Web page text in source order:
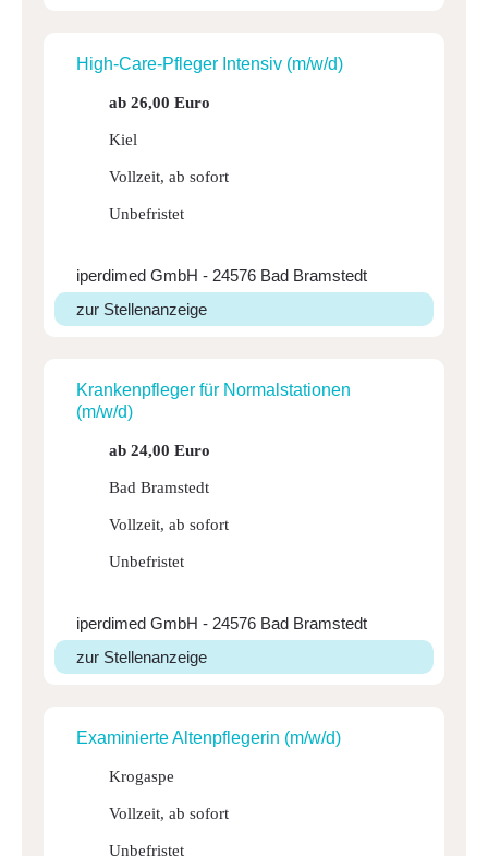
High-Ca­re-Pfleger Intensiv (m/w/d)
ab 26,00 Euro
Kiel
Vollzeit, ab sofort
Unbefristet
iperdimed GmbH - 24576 Bad Bramstedt
zur Stellenanzeige
Kran­ken­pfleger für Normal­sta­tionen
(m/w/d)
ab 24,00 Euro
Bad Bramstedt
Vollzeit, ab sofort
Unbefristet
iperdimed GmbH - 24576 Bad Bramstedt
zur Stellenanzeige
Exami­nierte Alten­pfle­gerin (m/w/d)
Krogaspe
Vollzeit, ab sofort
Unbefristet